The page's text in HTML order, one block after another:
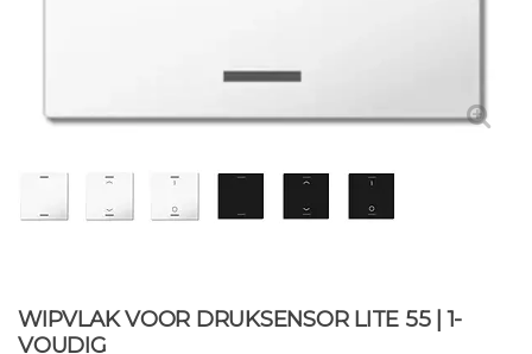
WIPVLAK VOOR DRUKSENSOR LITE 55 | 1-
VOUDIG